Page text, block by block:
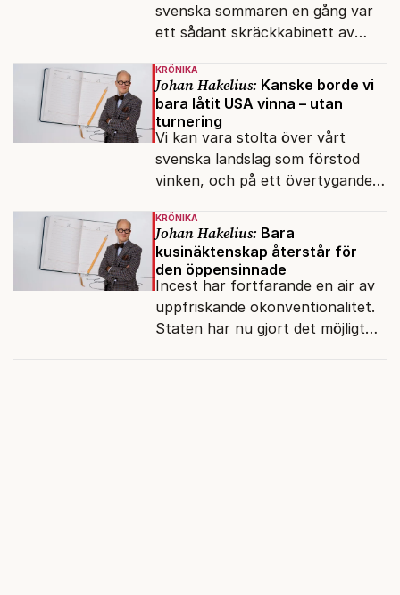
svenska sommaren en gång var
ett sådant skräckkabinett av
KRÖNIKA
Johan Hakelius: Kanske borde vi
bara låtit USA vinna – utan
turnering
Vi kan vara stolta över vårt
svenska landslag som förstod
vinken, och på ett övertygande
sextondelsfinalen.
KRÖNIKA
Johan Hakelius: Bara
kusinäktenskap återstår för
den öppensinnade
Incest har fortfarande en air av
uppfriskande okonventionalitet.
Staten har nu gjort det möjligt